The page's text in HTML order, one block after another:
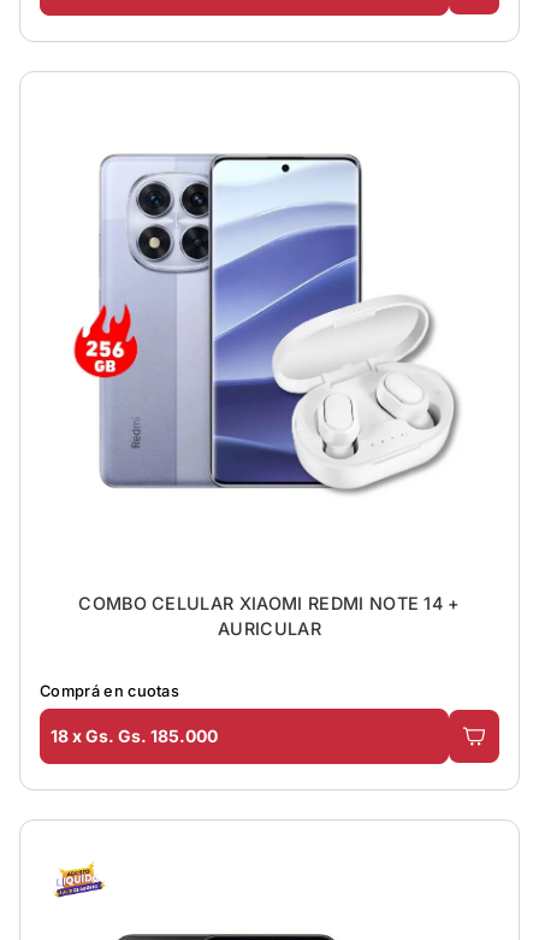
COMBO CELULAR XIAOMI REDMI NOTE 14 +
AURICULAR
Comprá en cuotas
18 x Gs. Gs. 185.000